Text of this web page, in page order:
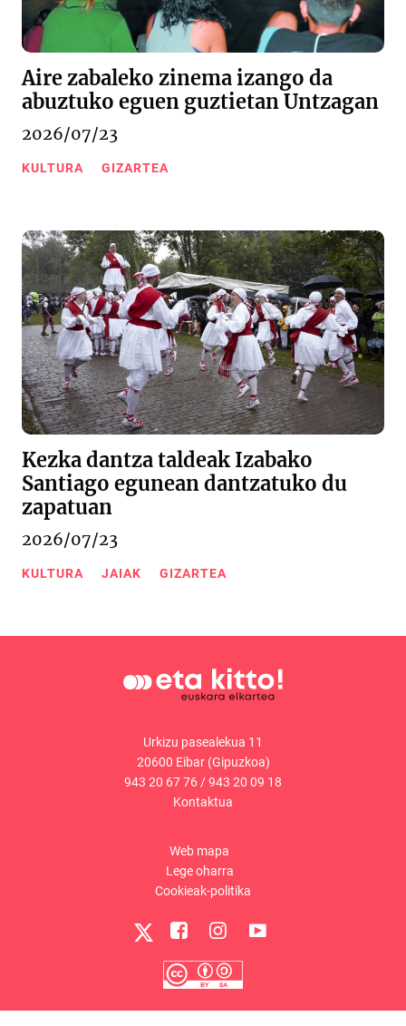
Aire zabaleko zinema izango da
abuztuko eguen guztietan Untzagan
2026/07/23
KULTURA GIZARTEA
Kezka dantza taldeak Izabako
Santiago egunean dantzatuko du
zapatuan
2026/07/23
KULTURA JAIAK GIZARTEA
Urkizu pasealekua 11
20600 Eibar (Gipuzkoa)
943 20 67 76/943 20 09 18
Kontaktua
Web mapa
Lege oharra
Cookieak-politika